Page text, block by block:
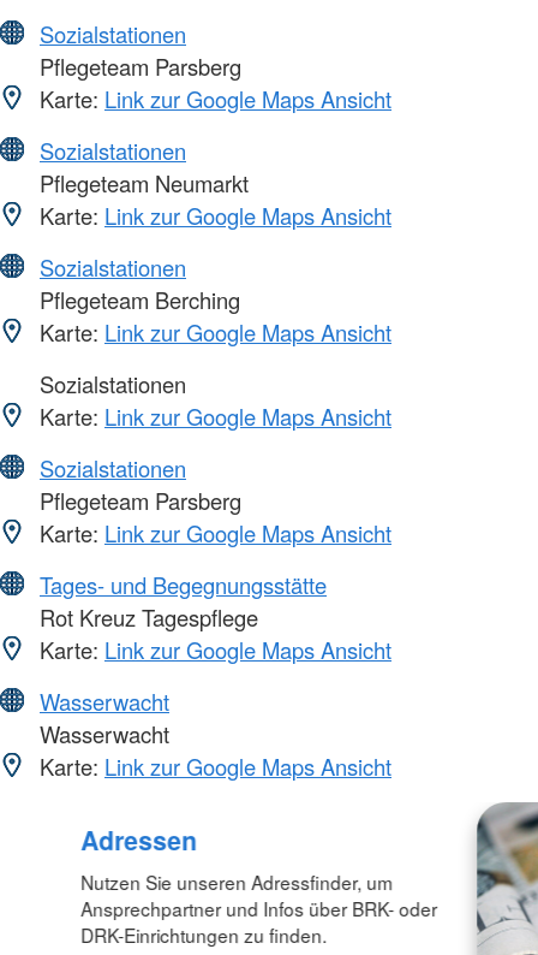
Sozialstationen
Pflegeteam Parsberg
Karte: Link zur Google Maps Ansicht
Sozialstationen
Pflegeteam Neumarkt
Karte: Link zur Google Maps Ansicht
Sozialstationen
Pflegeteam Berching
Karte: Link zur Google Maps Ansicht
Sozialstationen
Karte: Link zur Google Maps Ansicht
Sozialstationen
Pflegeteam Parsberg
Karte: Link zur Google Maps Ansicht
Tages- und Begegnungsstätte
Rot Kreuz Tagespflege
Karte: Link zur Google Maps Ansicht
Wasserwacht
Wasserwacht
Karte: Link zur Google Maps Ansicht
Adressen
Nutzen Sie unseren Adressfinder, um
Ansprechpartner und Infos über BRK- oder
DRK-Einrichtungen zu finden.